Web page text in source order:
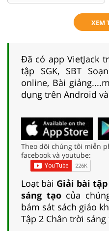
XEM
Đã có app VietJack
tập SGK, SBT
online, Bài
dụng trên Android
Theo dõi chúng tôi miễn
facebook và youtube:
Loạt bài Giải bài
sáng tạocủa
bám sát sách giáo
Tập 2 Chân trời